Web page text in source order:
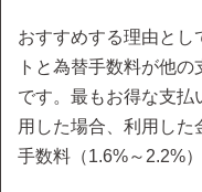
おすすめする理由とし
トと為替手数料が他
です。最もお得な支払
用した場合、利用し
手数料（1.6%～2.2%